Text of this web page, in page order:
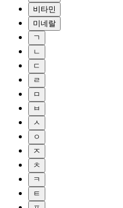
비타민
미네랄
ㄱ
ㄴ
ㄷ
ㄹ
ㅁ
ㅂ
ㅅ
ㅇ
ㅈ
ㅊ
ㅋ
ㅌ